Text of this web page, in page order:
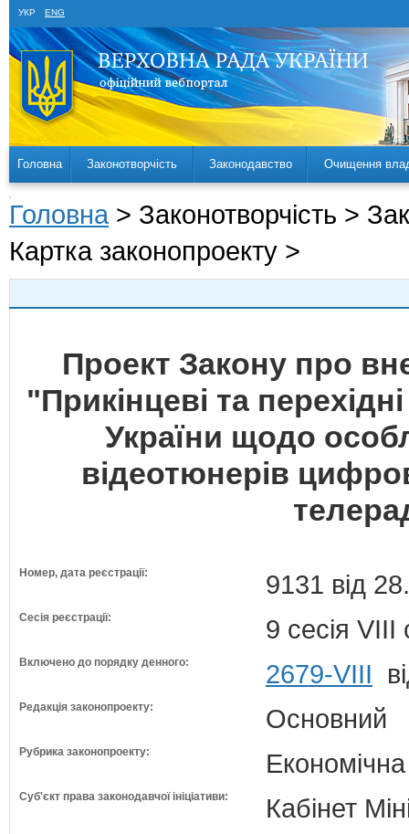
УКР ENG
Головна Законотворчість Законодавство Очищення
Головна > Законотворчість >
Картка законопроекту >
Проект Закону про
"Прикінцеві та
України щодо
відеотюнерів
Номер, дата реєстрації: 9131 від
Сесія реєстрації: 9 сесія VIII
Включено до порядку денного: 2679-VIII
Редакція законопроекту: Основний
Рубрика законопроекту:
Суб'єкт права законодавчої ініціативи: Кабінет